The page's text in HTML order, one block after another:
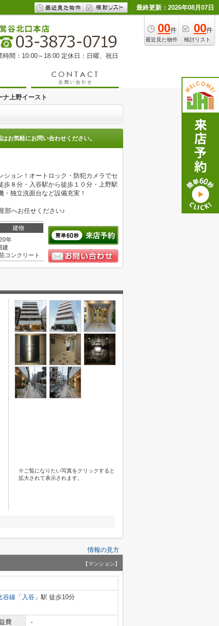
最終更新：2026年08月07日
00件
最近見た物件
00件
検討リスト
時間：10:00～18:00 定休日：日曜、祝日
ナ上野イースト
お気軽にお問い合わせください。
ション！オートロック・防犯カメラでセ
８分・入谷駅から徒歩１０分・上野駅
独立洗面台など設備充実！
部へお任せください♪
建物
年
建
コンクリート
※ご覧になりたい写真をクリックすると
拡大されて表示されます。
情報の見方
【マンション】
谷線 「 入谷 」駅 徒歩10分
費
-